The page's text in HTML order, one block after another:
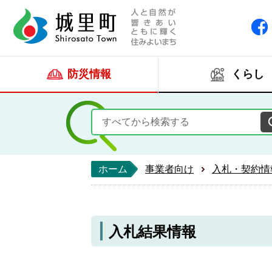
防災情報 くらし
ホーム 事業者向け 入札・契約
入札結果情報